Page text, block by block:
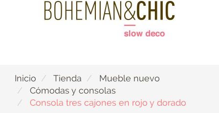
Inicio Tienda
Mueble nuevo
Cómodas y consolas
Consola tres cajones en rojo y dorado